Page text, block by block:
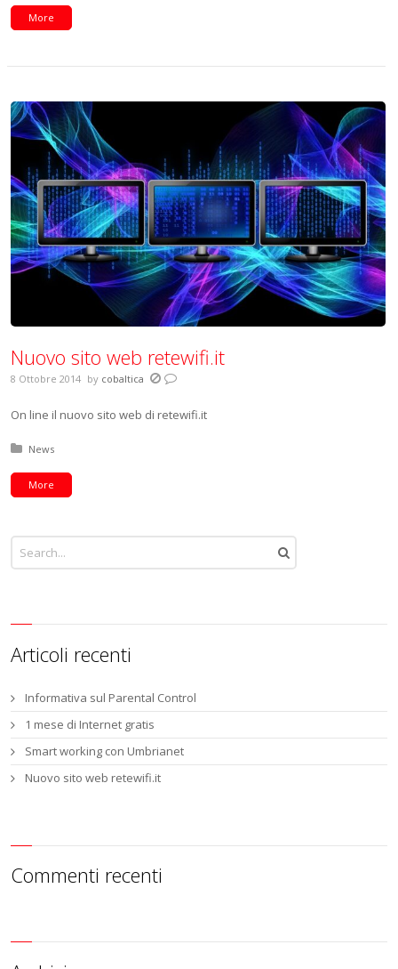
More
Nuovo sito web retewifi.it
8 Ottobre 2014 by cobaltica
On line il nuovo sito web di retewifi.it
Posted in:
News
More
Articoli recenti
Informativa sul Parental Control
1 mese di Internet gratis
Smart working con Umbrianet
Nuovo sito web retewifi.it
Commenti recenti